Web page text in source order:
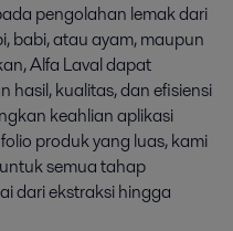
pengolahan lemak dari
babi, atau ayam, maupun
Alfa Laval dapat
hasil, kualitas, dan efisiensi
keahlian aplikasi
produk yang luas, kami
semua tahap
dari ekstraksi hingga